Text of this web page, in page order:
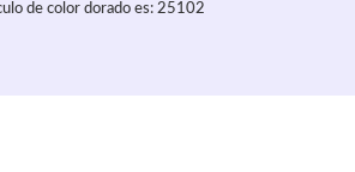
de color dorado es: 25102